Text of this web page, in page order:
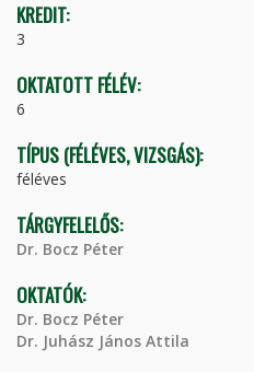
KREDIT:
3
OKTATOTT FÉLÉV:
6
TÍPUS (FÉLÉVES, VIZSGÁS):
féléves
TÁRGYFELELŐS:
Dr. Bocz Péter
OKTATÓK:
Dr. Bocz Péter
Dr. Juhász János Attila